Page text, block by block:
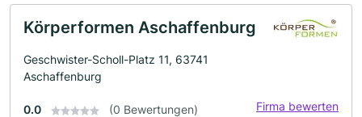
Körperformen Aschaffenburg
Geschwister-Scholl-Platz 11, 63741
Aschaffenburg
0.0 (0 Bewertungen) Firma bewerten